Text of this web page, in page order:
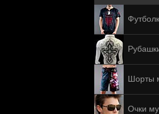
Шорты
Очки